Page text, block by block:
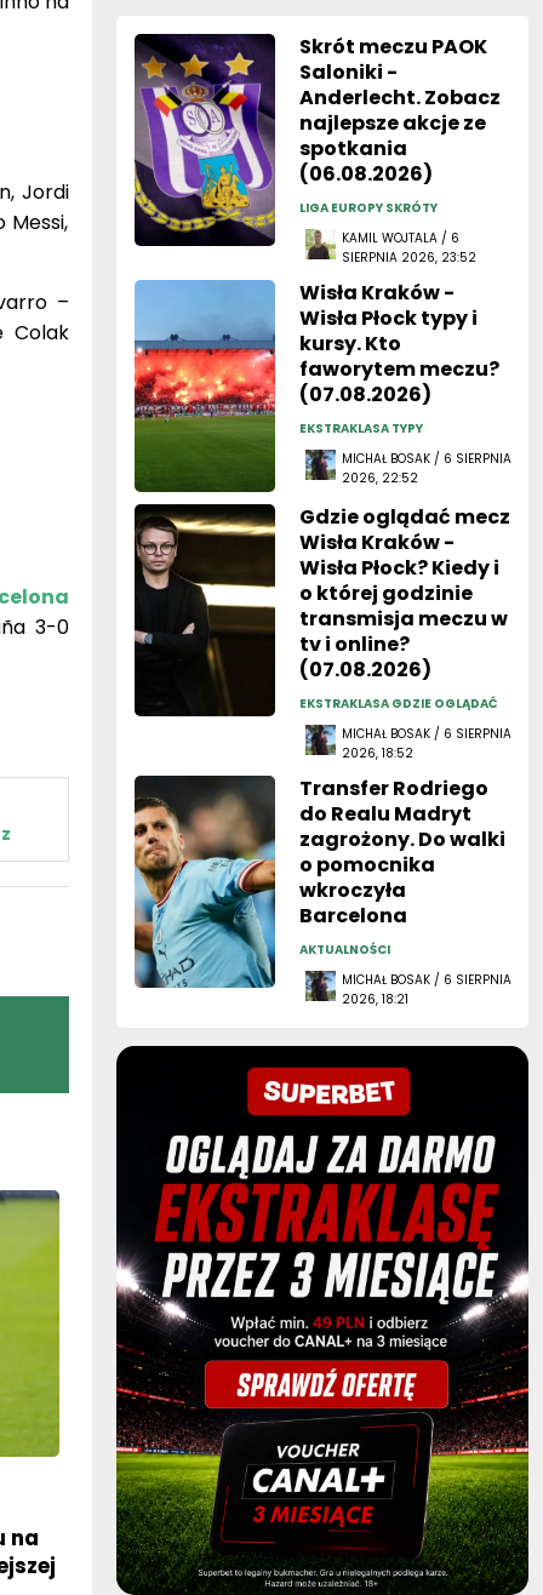
Jordi
Messi,
–
Colak
3-0
na
Skrót meczu PAOK
Saloniki -
Anderlecht. Zobacz
najlepsze akcje ze
spotkania
(06.08.2026)
LIGA EUROPY SKRÓTY
KAMIL WOJTALA / 6
SIERPNIA 2026, 23:52
Wisła Kraków -
Wisła Płock typy i
kursy. Kto
faworytem meczu?
(07.08.2026)
EKSTRAKLASA TYPY
MICHAŁ BOSAK / 6 SIERPNIA
2026, 22:52
Gdzie oglądać mecz
Wisła Kraków -
Wisła Płock? Kiedy i
o której godzinie
transmisja meczu w
tv i online?
(07.08.2026)
EKSTRAKLASA GDZIE OGLĄDAĆ
MICHAŁ BOSAK / 6 SIERPNIA
2026, 18:52
Transfer Rodriego
do Realu Madryt
zagrożony. Do walki
o pomocnika
wkroczyła
Barcelona
AKTUALNOŚCI
MICHAŁ BOSAK / 6 SIERPNIA
2026, 18:21